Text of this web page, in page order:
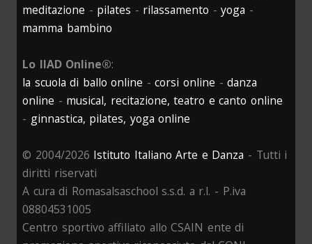
meditazione - pilates - rilassamento -yoga -
mamma bambino
Lo IIAD Online®:
la scuola di ballo online -corsi online -danza
online - musical, recitazione, teatro e canto online
- ginnastica, pilates, yoga online
© 2004/2026 Istituto Italiano Arte e Danza - Tutti i
diritti riservati
A cura di Romasalsaschool s.s.d. a r.l. - P.iva
08804531005
Centro sportivo affiliato allo CSAIN ente di